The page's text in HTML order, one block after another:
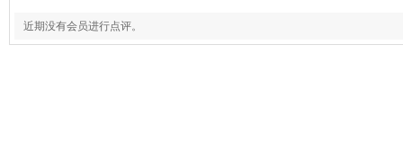
近期没有会员进行点评。